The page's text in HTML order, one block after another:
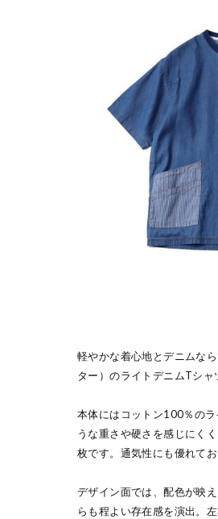
軽やかな着心地とデニムな
ター）のライトデニムTシャ
本体にはコットン100％の
うな重さや硬さを感じにく
枚です。通気性にも優れて
デザイン面では、配色が映
らも程よい存在感を演出。